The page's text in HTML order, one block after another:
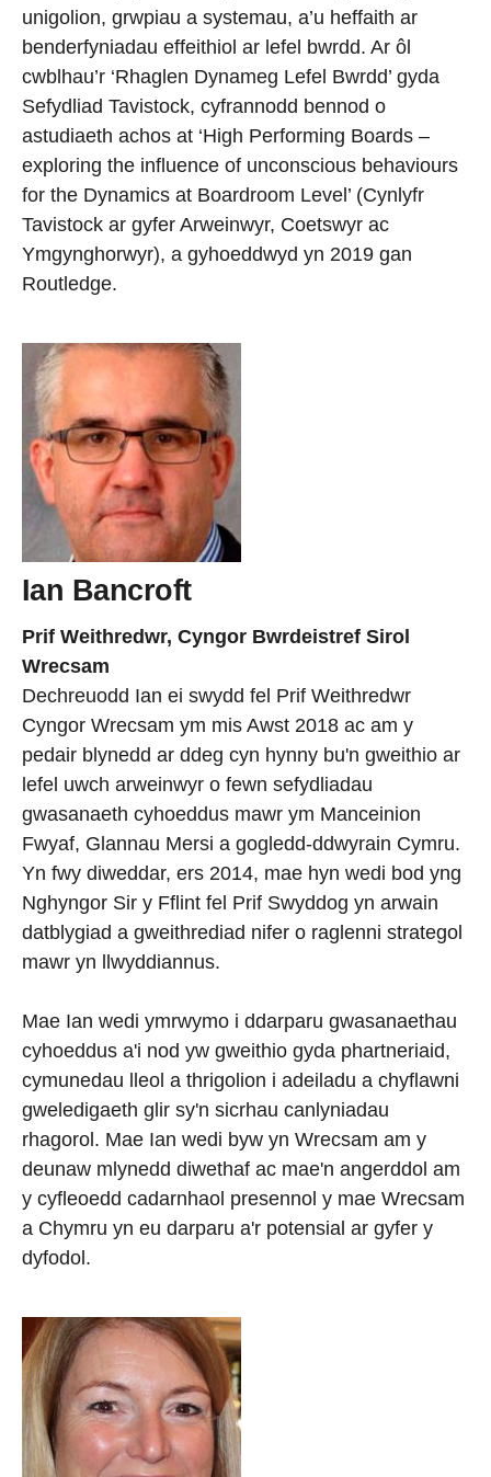
unigolion, grwpiau a systemau, a’u heffaith ar
benderfyniadau effeithiol ar lefel bwrdd. Ar ôl
cwblhau’r ‘Rhaglen Dynameg Lefel Bwrdd’ gyda
Sefydliad Tavistock, cyfrannodd bennod o
astudiaeth achos at ‘High Performing Boards –
exploring the influence of unconscious behaviours
for the Dynamics at Boardroom Level’ (Cynlyfr
Tavistock ar gyfer Arweinwyr, Coetswyr ac
Ymgynghorwyr), a gyhoeddwyd yn 2019 gan
Routledge.
Ian Bancroft
Prif Weithredwr, Cyngor Bwrdeistref Sirol
Wrecsam
Dechreuodd Ian ei swydd fel Prif Weithredwr
Cyngor Wrecsam ym mis Awst 2018 ac am y
pedair blynedd ar ddeg cyn hynny bu'n gweithio ar
lefel uwch arweinwyr o fewn sefydliadau
gwasanaeth cyhoeddus mawr ym Manceinion
Fwyaf, Glannau Mersi a gogledd-ddwyrain Cymru.
Yn fwy diweddar, ers 2014, mae hyn wedi bod yng
Nghyngor Sir y Fflint fel Prif Swyddog yn arwain
datblygiad a gweithrediad nifer o raglenni strategol
mawr yn llwyddiannus.
Mae Ian wedi ymrwymo i ddarparu gwasanaethau
cyhoeddus a'i nod yw gweithio gyda phartneriaid,
cymunedau lleol a thrigolion i adeiladu a chyflawni
gweledigaeth glir sy'n sicrhau canlyniadau
rhagorol. Mae Ian wedi byw yn Wrecsam am y
deunaw mlynedd diwethaf ac mae'n angerddol am
y cyfleoedd cadarnhaol presennol y mae Wrecsam
a Chymru yn eu darparu a'r potensial ar gyfer y
dyfodol.